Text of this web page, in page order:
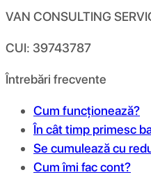
VAN CONSULTING
CUI: 39743787
Întrebări frecvente
Cum funcționează?
În cât timp primesc
Se cumulează cu
Cum îmi fac cont?